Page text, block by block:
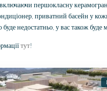
, включаючи першокласну
приватний басейн у
буде недостатньо, у вас також
тут!